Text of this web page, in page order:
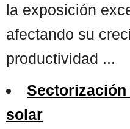
la exposición
afectando su
productividad ...
solar